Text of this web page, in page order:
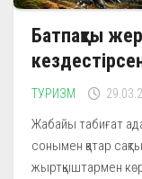
Батпақты
ТУРИЗМ
Жабайы табиғат
сонымен қатар
жыртқыштармен